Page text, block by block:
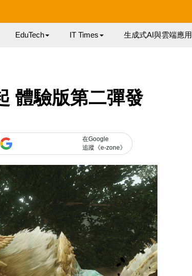
EduTech IT Times 生成式AI與雲端應用
體驗版第二彈發
在Google
追蹤《e-zone》